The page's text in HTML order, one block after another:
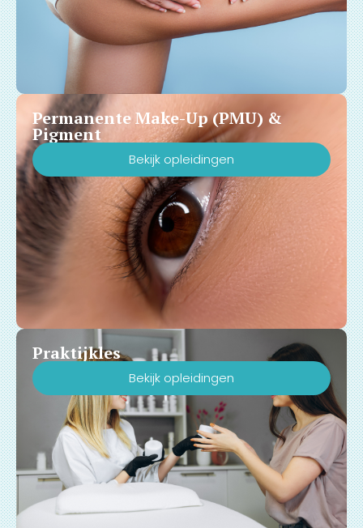
Permanente Make-Up (PMU) &
Pigment
Bekijk opleidingen
Praktijkles
Bekijk opleidingen